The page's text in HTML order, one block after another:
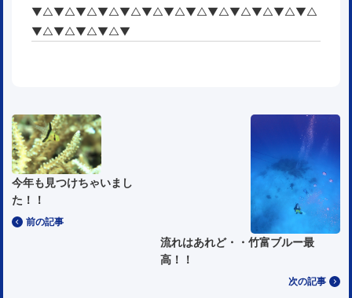
▼△▼△▼△▼△▼△▼△▼△▼△▼△▼△▼△▼△▼△
▼△▼△▼△▼△▼
前の記事
今年も見つけちゃいまし
た！！
次の記事
流れはあれど・・竹富ブルー最
高！！